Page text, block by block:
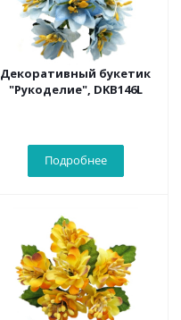
Декоративный букетик
"Рукоделие", DKB146L
Подробнее